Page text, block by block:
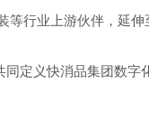
行业上游伙伴，延伸
同定义快消品集团数字